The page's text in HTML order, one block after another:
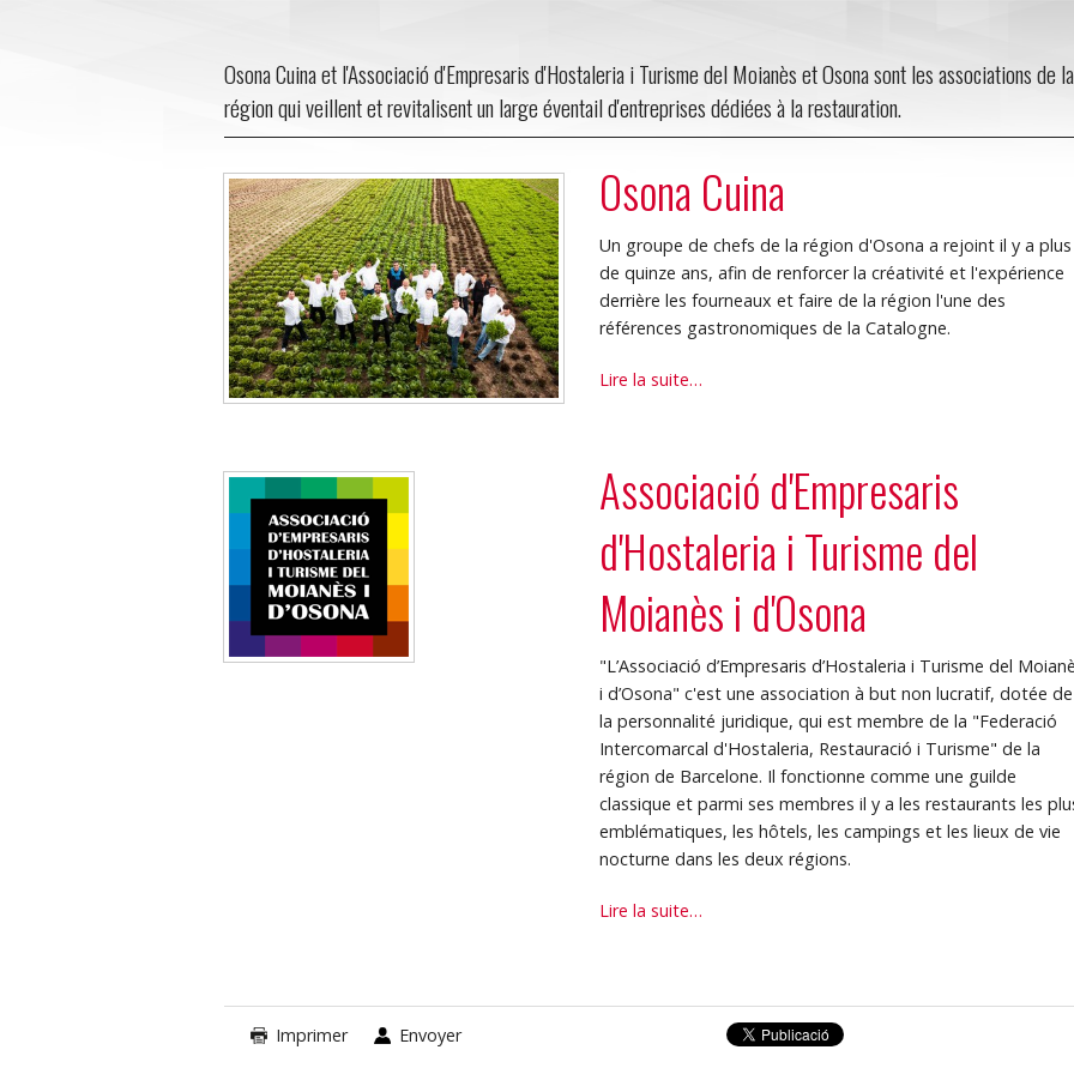
Osona Cuina et l'Associació d'Empresaris d'Hostaleria i Turisme del Moianès et Osona sont les associations de la
région qui veillent et revitalisent un large éventail d'entreprises dédiées à la restauration.
Osona Cuina
Un groupe de chefs de la région d'Osona a rejoint il y a plus
de quinze ans, afin de renforcer la créativité et l'expérience
derrière les fourneaux et faire de la région l'une des
références gastronomiques de la Catalogne.
Osona
Lire la suite…
Associació d'Empresaris
d'Hostaleria i Turisme del
Moianès i d'Osona
"L’Associació d’Empresaris d’Hostaleria i Turisme del
i d’Osona" c'est une association à but non lucratif, dotée de
la personnalité juridique, qui est membre de la "Federació
Intercomarcal d'Hostaleria, Restauració i Turisme" de la
région de Barcelone. Il fonctionne comme une guilde
classique et parmi ses membres il y a les restaurants les
emblématiques, les hôtels, les campings et les lieux de vie
nocturne dans les deux régions.
Associació
Lire la suite…
Imprimer Envoyer